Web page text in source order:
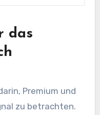
das
Premium und
zu betrachten.